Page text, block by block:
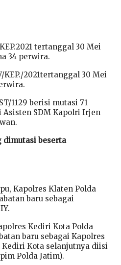
tertanggal 30 Mei
34 perwira.
KEP./2021tertanggal 30 Mei
1129 berisi mutasi 71
SDM Kapolri Irjen
dimutasi beserta
Kapolres Klaten Polda
baru sebagai
Kediri Kota Polda
baru sebagai Kapolres
Kediri Kota selanjutnya diisi
Polda Jatim).